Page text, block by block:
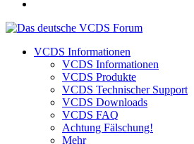
VCDS Informationen
VCDS Informationen
VCDS Produkte
VCDS Technischer Support
VCDS Downloads
VCDS FAQ
Achtung Fälschung!
Mehr